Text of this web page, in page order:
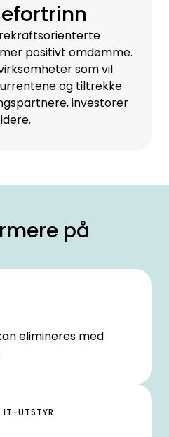
positivt omdømme.
som vil
og tiltrekke
investorer
på
elimineres med
IT-UTSTYR